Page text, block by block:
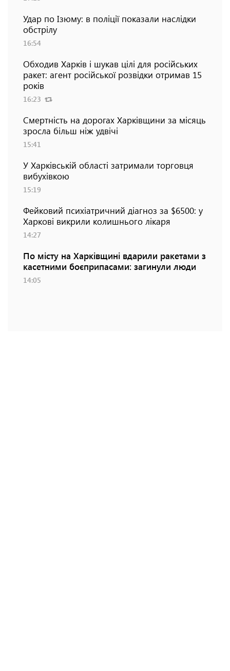
Удар по Ізюму: в поліції показали наслідки
обстрілу
16:54
Обходив Харків і шукав цілі для російських
ракет: агент російської розвідки отримав 15
років
16:23
Смертність на дорогах Харківщини за місяць
зросла більш ніж удвічі
15:41
У Харківській області затримали торговця
вибухівкою
15:19
Фейковий психіатричний діагноз за $6500: у
Харкові викрили колишнього лікаря
14:27
По місту на Харківщині вдарили ракетами з
касетними боєприпасами: загинули люди
14:05